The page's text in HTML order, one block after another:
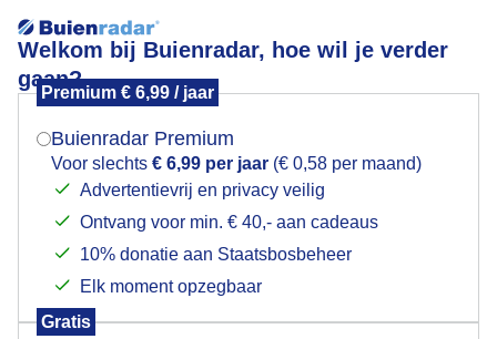
Welkom bij Buienradar, hoe wil je verder
gaan?
Premium € 6,99 / jaar
Buienradar Premium
Voor slechts € 6,99 per jaar (€ 0,58 per maand)
Advertentievrij en privacy veilig
Ontvang voor min. € 40,- aan cadeaus
10% donatie aan Staatsbosbeheer
Elk moment opzegbaar
Gratis
mooiezonnigewinterdag
Een moment geduld aub...
Populaire categorieën
Mogen we je locatie gebruiken voor het
Indien je hier nog geen akkoord op hebt gegeven,
verschijnt er zo een pop-up uit je browser waarin
Is goed, toon de popup